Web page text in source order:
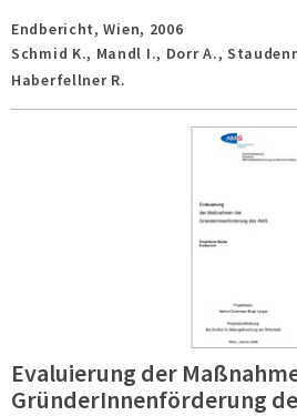
Endbericht,Wien, 2006
Schmid K., Mandl I., Dorr A.,
Haberfellner R.
Evaluierung der
GründerInnenförderung